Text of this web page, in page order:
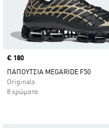
Price
€ 180
ΠΑΠΟΥΤΣΙΑ MEGARIDE F50
Originals
8 χρώματα